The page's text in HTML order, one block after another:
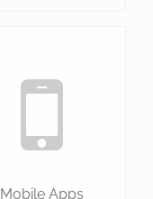
Mobile Apps